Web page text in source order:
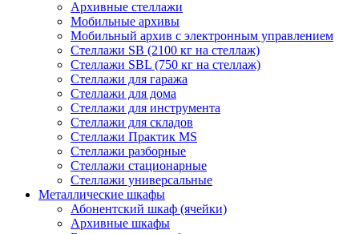
Архивные стеллажи
Мобильные архивы
Мобильный архив с электронным управлением
Стеллажи SB (2100 кг на стеллаж)
Стеллажи SBL (750 кг на стеллаж)
Стеллажи для гаража
Стеллажи для дома
Стеллажи для инструмента
Стеллажи для складов
Стеллажи Практик MS
Стеллажи разборные
Стеллажи стационарные
Стеллажи универсальные
Металлические шкафы
Абонентский шкаф (ячейки)
Архивные шкафы